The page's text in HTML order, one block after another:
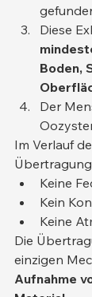
Diese
Boden,
Der
Im Verlauf
Keine
Kein
Keine
Die
einzigen
Aufnahme